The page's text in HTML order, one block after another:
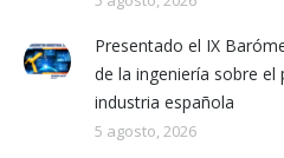
Presentado el IX
de la ingeniería sobre
industria española
5 agosto, 2026